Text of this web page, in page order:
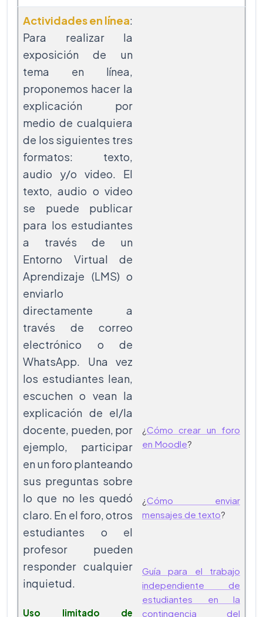
Actividades en línea:
Para realizar la
exposición de un
tema en línea,
proponemos hacer la
explicación por
medio de cualquiera
de los siguientes tres
formatos: texto,
audio y/o video. El
texto, audio o video
se puede publicar
para los estudiantes
a través de un
Entorno Virtual de
Aprendizaje (LMS) o
enviarlo
directamente a
través de correo
electrónico o de
WhatsApp. Una vez
los estudiantes lean,
escuchen o vean la
explicación de el/la
docente, pueden, por
ejemplo, participar
en un foro planteando
sus preguntas sobre
lo que no les quedó
claro. En el foro, otros
estudiantes o el
profesor pueden
responder cualquier
inquietud.
Uso limitado de
¿Cómo crear un foro
en Moodle?
¿Cómo enviar
mensajes de texto?
Guía para el trabajo
independiente de
estudiantes en la
contingencia del